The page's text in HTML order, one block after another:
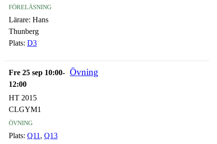
föreläsning
Lärare: Hans
Thunberg
Plats: D3
Fre 25 sep 10:00-
12:00
Övning
HT 2015
CLGYM1
övning
Plats: Q11 , Q13